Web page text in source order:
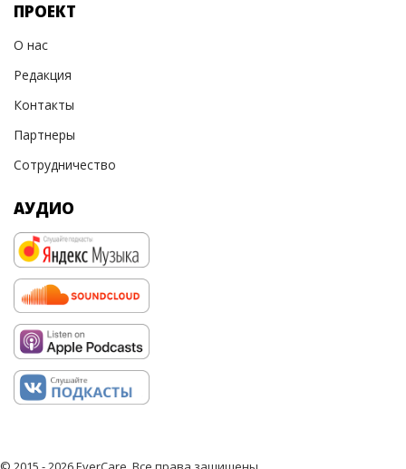
ПРОЕКТ
О нас
Редакция
Контакты
Партнеры
Сотрудничество
АУДИО